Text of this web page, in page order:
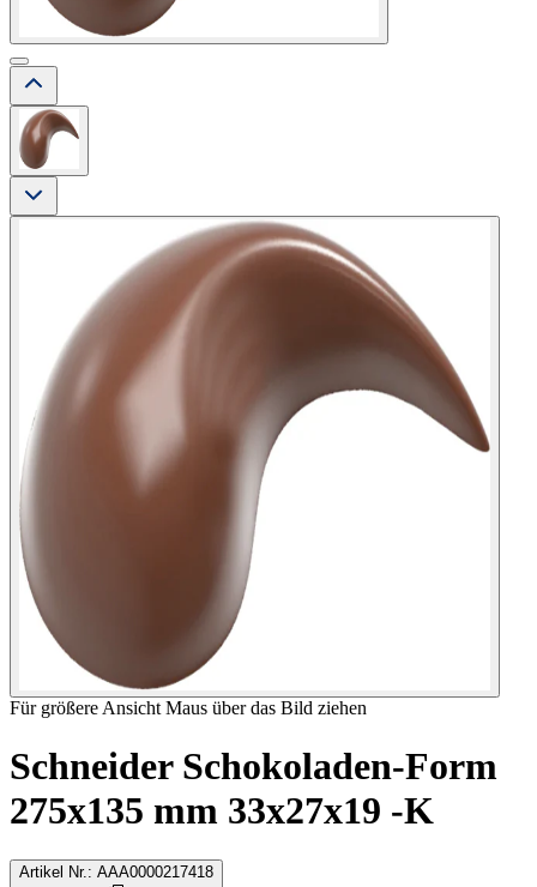
Für größere Ansicht Maus über das Bild ziehen
Schneider Schokoladen-Form
275x135 mm 33x27x19 -K
Artikel Nr. : AAA0000217418